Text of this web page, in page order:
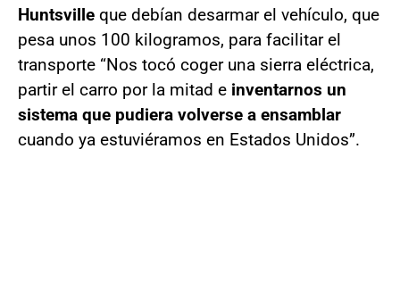
Huntsville que debían desarmar el vehículo, que
pesa unos 100 kilogramos, para facilitar el
transporte “Nos tocó coger una sierra eléctrica,
partir el carro por la mitad e inventarnos un
sistema que pudiera volverse a ensamblar
cuando ya estuviéramos en Estados Unidos”.